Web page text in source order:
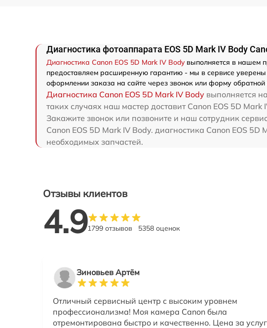
Диагностика фотоаппарата EOS 5D Mark IV Body
Диагностика Canon EOS 5D Mark IV Bodyвыполняется в нашем
предоставляем расширенную гарантию - мы в сервисе уверены
оформлении заказа на сайте через звонок или форму обратной
Диагностика Canon EOS 5D Mark IV Body выполняется
таких случаях наш мастер доставит Canon EOS 5D
Закажите звонок или позвоните и наш сотрудник
Canon EOS 5D Mark IV Body. диагностика Canon EOS
необходимых запчастей.
Отзывы клиентов
4.91799 отзывов 5358 оценок
Зиновьев Артём
Отличный сервисный центр с высоким уровнем
профессионализма! Моя камера Canon была
отремонтирована быстро и качественно. Цена за